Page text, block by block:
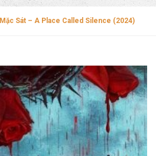
Mặc Sát – A Place Called Silence (2024)